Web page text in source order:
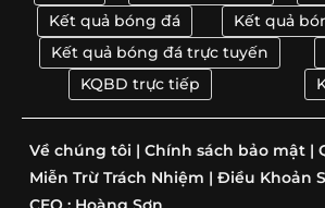
Kết quả bóng đá
Kết quả
Kết quả bóng đá trực tuyến
KQBD trực tiếp
Về chúng tôi | Chính sách bảo mật|
Miễn Trừ Trách Nhiệm | Điều Khoản